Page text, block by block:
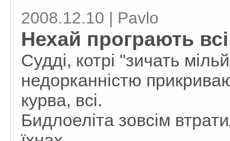
2008.12.10 | Pavlo
Нехай програють
Судді, котрі "зичать
недорканністю
курва, всі.
Бидлоеліта зовсім